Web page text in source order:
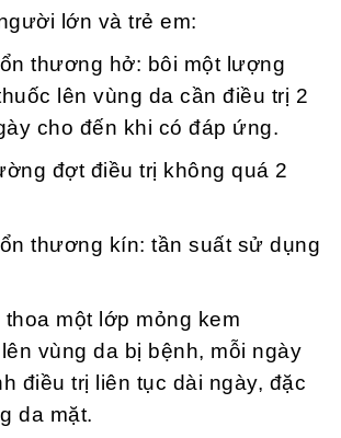
lớn và trẻ em:
thương hở: bôi một lượng
lên vùng da cần điều trị 2
cho đến khi có đáp ứng.
đợt điều trị không quá 2
thương kín: tần suất sử dụng
một lớp mỏng kem
vùng da bị bệnh, mỗi ngày
điều trị liên tục dài ngày, đặc
da mặt.